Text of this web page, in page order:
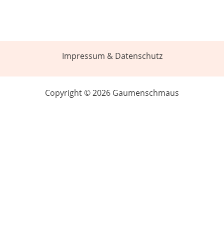
Impressum & Datenschutz
Copyright © 2026 Gaumenschmaus